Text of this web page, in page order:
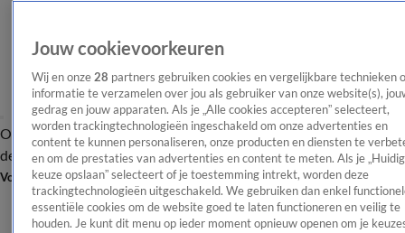
OverzichtAfleveringen Entertainment TV Algemeen
Tip
de redactieNieuwsbrief
Volg Shownieuws
Jouw cookievoorkeuren
Wij en onze 28 partners gebruiken cookies en vergelijkbare technieken
informatie te verzamelen over jou als gebruiker van onze website(s),
gedrag en jouw apparaten. Als je „Alle cookies accepteren” selecteert,
worden trackingtechnologieën ingeschakeld om onze advertenties en
content te kunnen personaliseren, onze producten en diensten te
en om de prestaties van advertenties en content te meten. Als je
keuze opslaan” selecteert of je toestemming intrekt, worden deze
trackingtechnologieën uitgeschakeld. We gebruiken dan enkel
essentiële cookies om de website goed te laten functioneren en veilig te
houden. Je kunt dit menu op ieder moment opnieuw openen om je